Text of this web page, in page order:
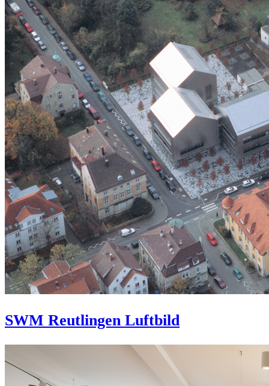
SWM Reutlingen Luftbild